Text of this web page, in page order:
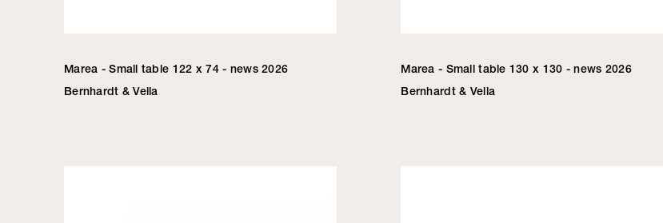
Marea - Small table 122 x 74 - news 2026
Bernhardt & Vella
Marea - Small table 130 x 130 - news 2026
Bernhardt & Vella